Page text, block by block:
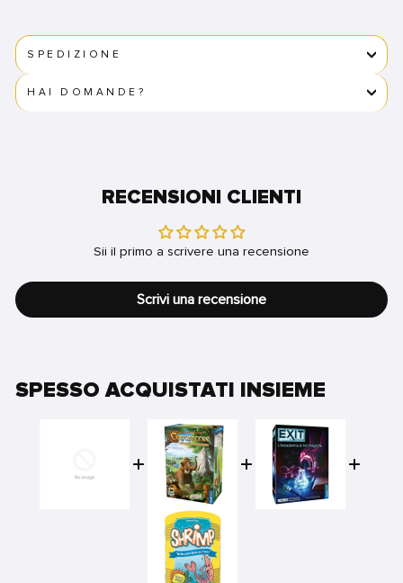
SPEDIZIONE
HAI DOMANDE?
RECENSIONI CLIENTI
Sii il primo a scrivere una recensione
Scrivi una recensione
SPESSO ACQUISTATI INSIEME